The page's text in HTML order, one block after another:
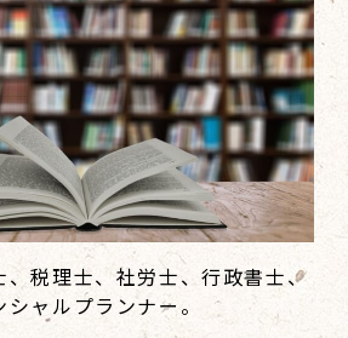
、税理士、社労士、行政書士、
ャルプランナー。